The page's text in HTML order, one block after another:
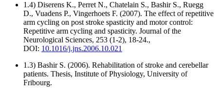
1.4) Diserens K., Perret N., Chatelain S., Bashir S., Ruegg
D., Vuadens P., Vingerhoets F. (2007). The effect of repetitive
arm cycling on post stroke spasticity and motor control:
Repetitive arm cycling and spasticity. Journal of the
Neurological Sciences, 253 (1-2), 18-24.,
DOI: 10.1016/j.jns.2006.10.021
1.3) Bashir S. (2006). Rehabilitation of stroke and cerebellar
patients. Thesis, Institute of Physiology, University of
Fribourg.